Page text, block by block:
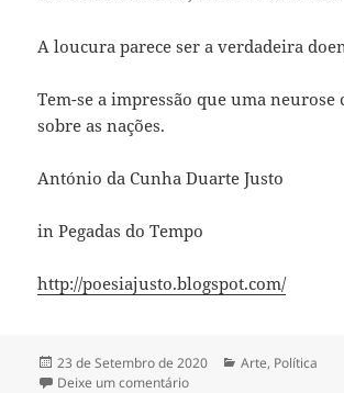
A loucura parece ser a verdadeira
Tem-se a impressão que uma neurose
sobre as nações.
António da Cunha Duarte Justo
in Pegadas do Tempo
http://poesiajusto.blogspot.com/
Publicado
a
23 de Setembro de 2020 Categorias
Arte, Política
Deixe um comentário